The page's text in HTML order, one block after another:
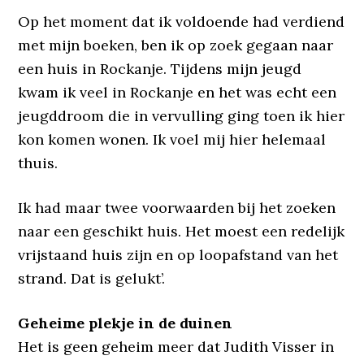
Op het moment dat ik voldoende had verdiend
met mijn boeken, ben ik op zoek gegaan naar
een huis in Rockanje. Tijdens mijn jeugd
kwam ik veel in Rockanje en het was echt een
jeugddroom die in vervulling ging toen ik hier
kon komen wonen. Ik voel mij hier helemaal
thuis.
Ik had maar twee voorwaarden bij het zoeken
naar een geschikt huis. Het moest een redelijk
vrijstaand huis zijn en op loopafstand van het
strand. Dat is gelukt’.
Geheime plekje in de duinen
Het is geen geheim meer dat Judith Visser in